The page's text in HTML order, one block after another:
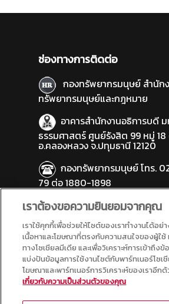
ช่องทางการติดต่อ
กองทรัพยากรมนุษย์ สำนัก
ทรัพยากรมนุษย์และกฎหมาย
อาคารสำนักงานอธิการบดี
ธรรมศาสตร์ ศูนย์รังสิต 99 หมู่
อ.คลองหลวง จ.ปทุมธานี 12120
กองทรัพยากรมนุษย์ โทร.
79 ต่อ 1880-1898
งานพิจารณาตำแหน่งทางวิชา
2216111-20 ต่อ 1810 - 1812
เราต้องขอความยินยอมจากคุณ
เราใช้คุกกี้เพื่อช่วยให้ไซต์ของเราทำงานได้อ
เนื้อหาและโฆษณาที่ตรงกับความสนใจของผู้ใ
ทางโซเชียลมีเดีย และเพื่อวิเคราะห์การเข้าถึงข้
แบ่งปันข้อมูลการใช้งานไซต์กับพาร์ทเนอร์โซเ
โฆษณาและพาร์ทเนอร์การวิเคราะห์ของเราอีก
เกี่ยวกับความเป็นส่วนตัวของคุณ